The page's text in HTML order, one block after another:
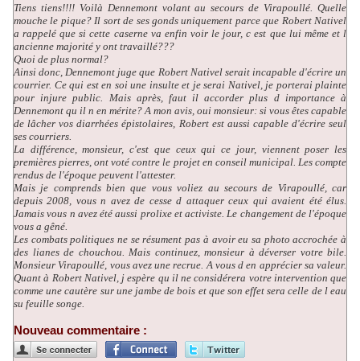
Tiens tiens!!!! Voilà Dennemont volant au secours de Virapoullé. Quelle
mouche le pique? Il sort de ses gonds uniquement parce que Robert Nativel
a rappelé que si cette caserne va enfin voir le jour, c est que lui même et l
ancienne majorité y ont travaillé???
Quoi de plus normal?
Ainsi donc, Dennemont juge que Robert Nativel serait incapable d'écrire un
courrier. Ce qui est en soi une insulte et je serai Nativel, je porterai plainte
pour injure public. Mais après, faut il accorder plus d importance à
Dennemont qu il n en mérite? A mon avis, oui monsieur: si vous êtes capable
de lâcher vos diarrhées épistolaires, Robert est aussi capable d'écrire seul
ses courriers.
La différence, monsieur, c'est que ceux qui ce jour, viennent poser les
premières pierres, ont voté contre le projet en conseil municipal. Les compte
rendus de l'époque peuvent l'attester.
Mais je comprends bien que vous voliez au secours de Virapoullé, car
depuis 2008, vous n avez de cesse d attaquer ceux qui avaient été élus.
Jamais vous n avez été aussi prolixe et activiste. Le changement de l'époque
vous a gêné.
Les combats politiques ne se résument pas à avoir eu sa photo accrochée à
des lianes de chouchou. Mais continuez, monsieur à déverser votre bile.
Monsieur Virapoullé, vous avez une recrue. A vous d en apprécier sa valeur.
Quant à Robert Nativel, j espère qu il ne considérera votre intervention que
comme une cautère sur une jambe de bois et que son effet sera celle de l eau
su feuille songe.
Nouveau commentaire :